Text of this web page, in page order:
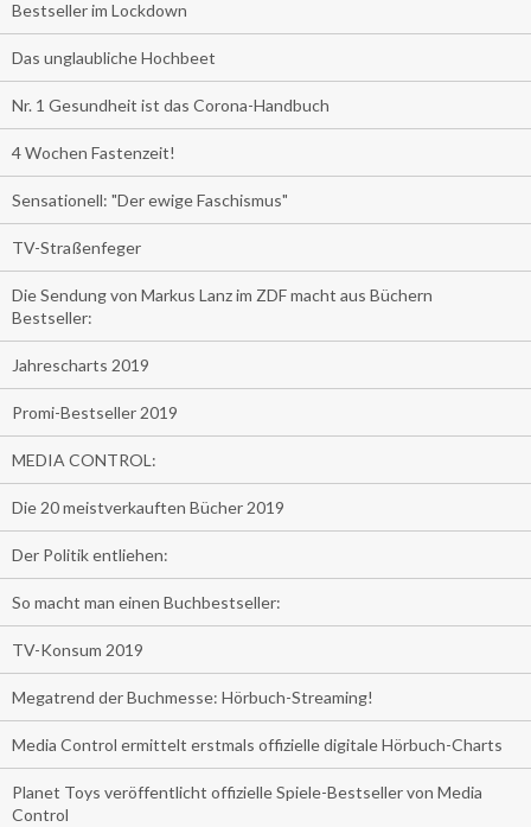
Bestseller im Lockdown
Das unglaubliche Hochbeet
Nr. 1 Gesundheit ist das Corona-Handbuch
4 Wochen Fastenzeit!
Sensationell: "Der ewige Faschismus"
TV-Straßenfeger
Die Sendung von Markus Lanz im ZDF macht aus Büchern
Bestseller:
Jahrescharts 2019
Promi-Bestseller 2019
MEDIA CONTROL:
Die 20 meistverkauften Bücher 2019
Der Politik entliehen:
So macht man einen Buchbestseller:
TV-Konsum 2019
Megatrend der Buchmesse: Hörbuch-Streaming!
Media Control ermittelt erstmals offizielle digitale Hörbuch-Charts
Planet Toys veröffentlicht offizielle Spiele-Bestseller von Media
Control